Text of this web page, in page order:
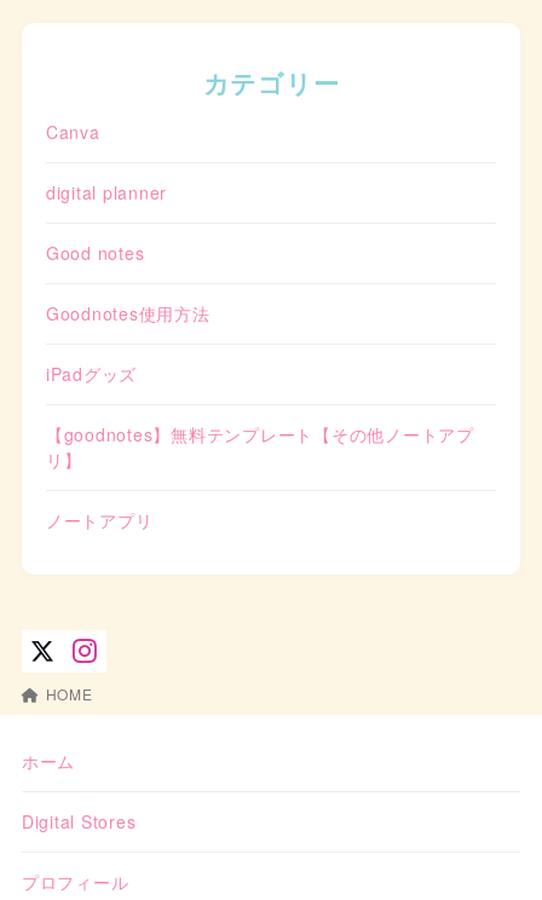
カテゴリー
Canva
digital planner
Good notes
Goodnotes使用方法
iPadグッズ
【goodnotes】無料テンプレート【その他ノートアプ
リ】
ノートアプリ
HOME
ホーム
Digital Stores
プロフィール